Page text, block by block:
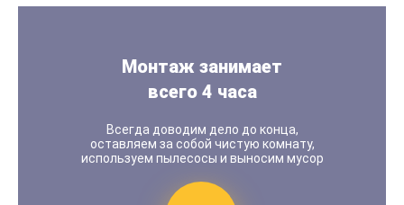
Монтаж занимает
всего 4 часа
Всегда доводим дело до конца,
оставляем за собой чистую комнату,
используем пылесосы и выносим мусор